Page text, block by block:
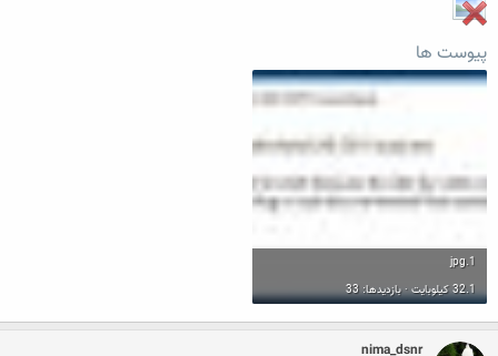
پیوست ها
1.jpg
32.1 کیلوبایت · بازدیدها: 33
nima_dsnr